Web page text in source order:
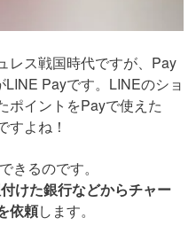
レス戦国時代ですが、Pay
Payです。LINEのショ
ポイントをPayで使えた
すよね！
きるのです。
けた銀行などからチャー
依頼します。